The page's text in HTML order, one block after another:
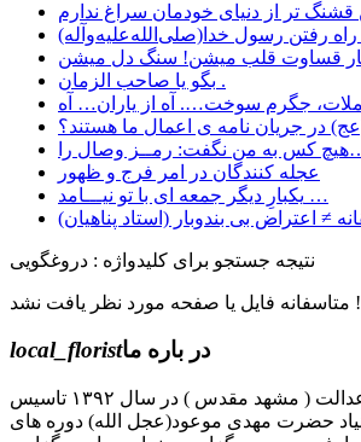
راه رفتن رسول خدا(صلی‌الله‌علیه‌وآله)
بگو یا صاحب الزمان .
وصال را….
عجله کنندگان در امر فرج و ظهور
یکبارِ دیگر جمعه ای با تو نیـــامد …
≠ اعتراض بی بندوبار (استاد پناهیان)
نتیجه جستجو برای کلیدواژه : دروغگویی
متاسفانه فایل یا صفحه مورد نظر یافت نشد !
local_floristدر باره ما
کانون مهدویت صبح عدالت ( مشهد مقدس ) در سال ۱۳۹۲ تاسیس
حضرت مهدی موعود(عجل الله) دوره های